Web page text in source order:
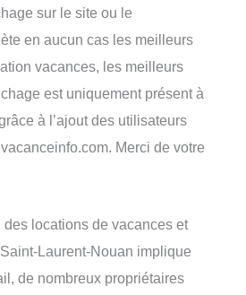
sur le site ou le
en aucun cas les meilleurs
vacances, les meilleurs
est uniquement présent à
à l’ajout des utilisateurs
Merci de votre
locations de vacances et
Laurent-Nouan implique
de nombreux propriétaires